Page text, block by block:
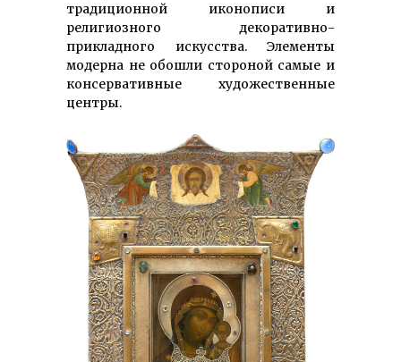
традиционной иконописи и
религиозного декоративно-
прикладного искусства. Элементы
модерна не обошли стороной самые и
консервативные художественные
центры.